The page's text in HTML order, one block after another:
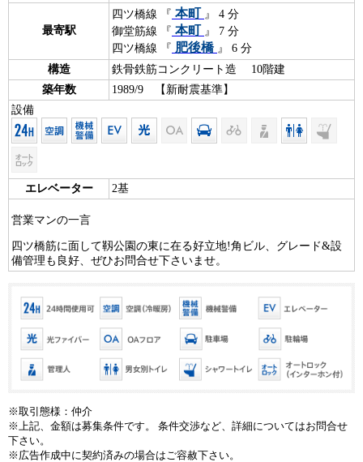
最寄駅
四ツ橋線 『 本町 』 4 分
御堂筋線 『 本町 』 7 分
四ツ橋線 『 肥後橋 』 6 分
構造
鉄骨鉄筋コンクリート造 10階建
築年数
1989/9 【新耐震基準】
設備
エレベーター 2基
営業マンの一言
四ツ橋筋に面して靱公園の東に在る好立地!角ビル、グレード&設
備管理も良好、ぜひお問合せ下さいませ。
※取引態様：仲介
※上記、金額は募集条件です。 条件交渉など、詳細についてはお問合せ
下さい。
※広告作成中に契約済みの場合はご容赦下さい。